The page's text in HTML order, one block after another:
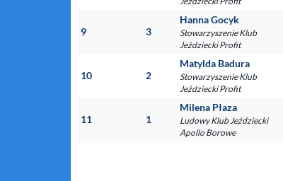
9 3
Hanna Gocyk
Stowarzyszenie Klub
Jeździecki Profit
10 2
Matylda Badura
Stowarzyszenie Klub
Jeździecki Profit
11 1
Milena Płaza
Ludowy Klub Jeździecki
Apollo Borowe